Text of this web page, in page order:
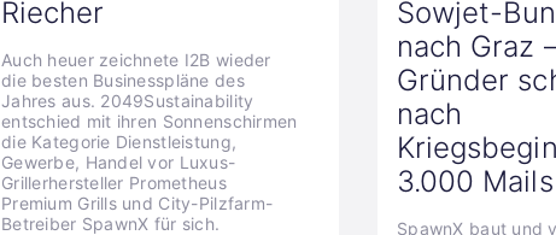
Riecher
Auch heuer zeichnete I2B wieder
die besten Businesspläne des
Jahres aus. 2049Sustainability
entschied mit ihren Sonnenschirmen
die Kategorie Dienstleistung,
Gewerbe, Handel vor Luxus-
Grillerhersteller Prometheus
Premium Grills und City-Pilzfarm-
Betreiber SpawnX für sich.
Sowjet-
nach Graz
Gründer
nach
3.000 Mails
SpawnX baut und